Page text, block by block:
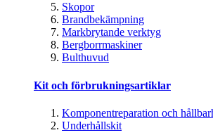
Skopor
Brandbekämpning
Markbrytande verktyg
Bergborrmaskiner
Bulthuvud
Kit och förbrukningsartiklar
Komponentreparation och
Underhållskit